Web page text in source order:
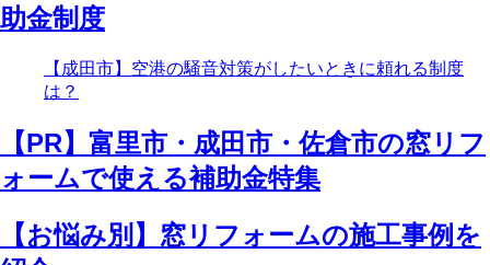
助金制度
【成田市】空港の騒音対策がしたいときに頼れる制度
は？
【PR】富里市・成田市・佐倉市の窓リフ
ォームで使える補助金特集
【お悩み別】窓リフォームの施工事例を